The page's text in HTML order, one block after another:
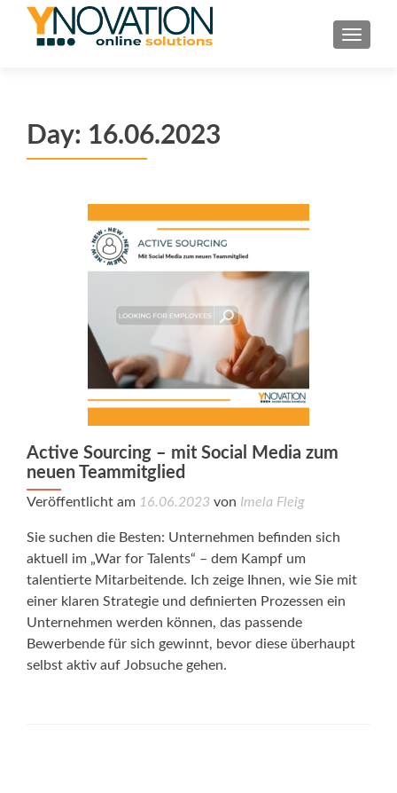
Day: 16.06.2023
Active Sourcing – mit Social Media zum
neuen Teammitglied
Veröffentlicht am 16.06.2023 von Imela Fleig
Sie suchen die Besten: Unternehmen befinden sich
aktuell im „War for Talents“ – dem Kampf um
talentierte Mitarbeitende. Ich zeige Ihnen, wie Sie mit
einer klaren Strategie und definierten Prozessen ein
Unternehmen werden können, das passende
Bewerbende für sich gewinnt, bevor diese überhaupt
selbst aktiv auf Jobsuche gehen.